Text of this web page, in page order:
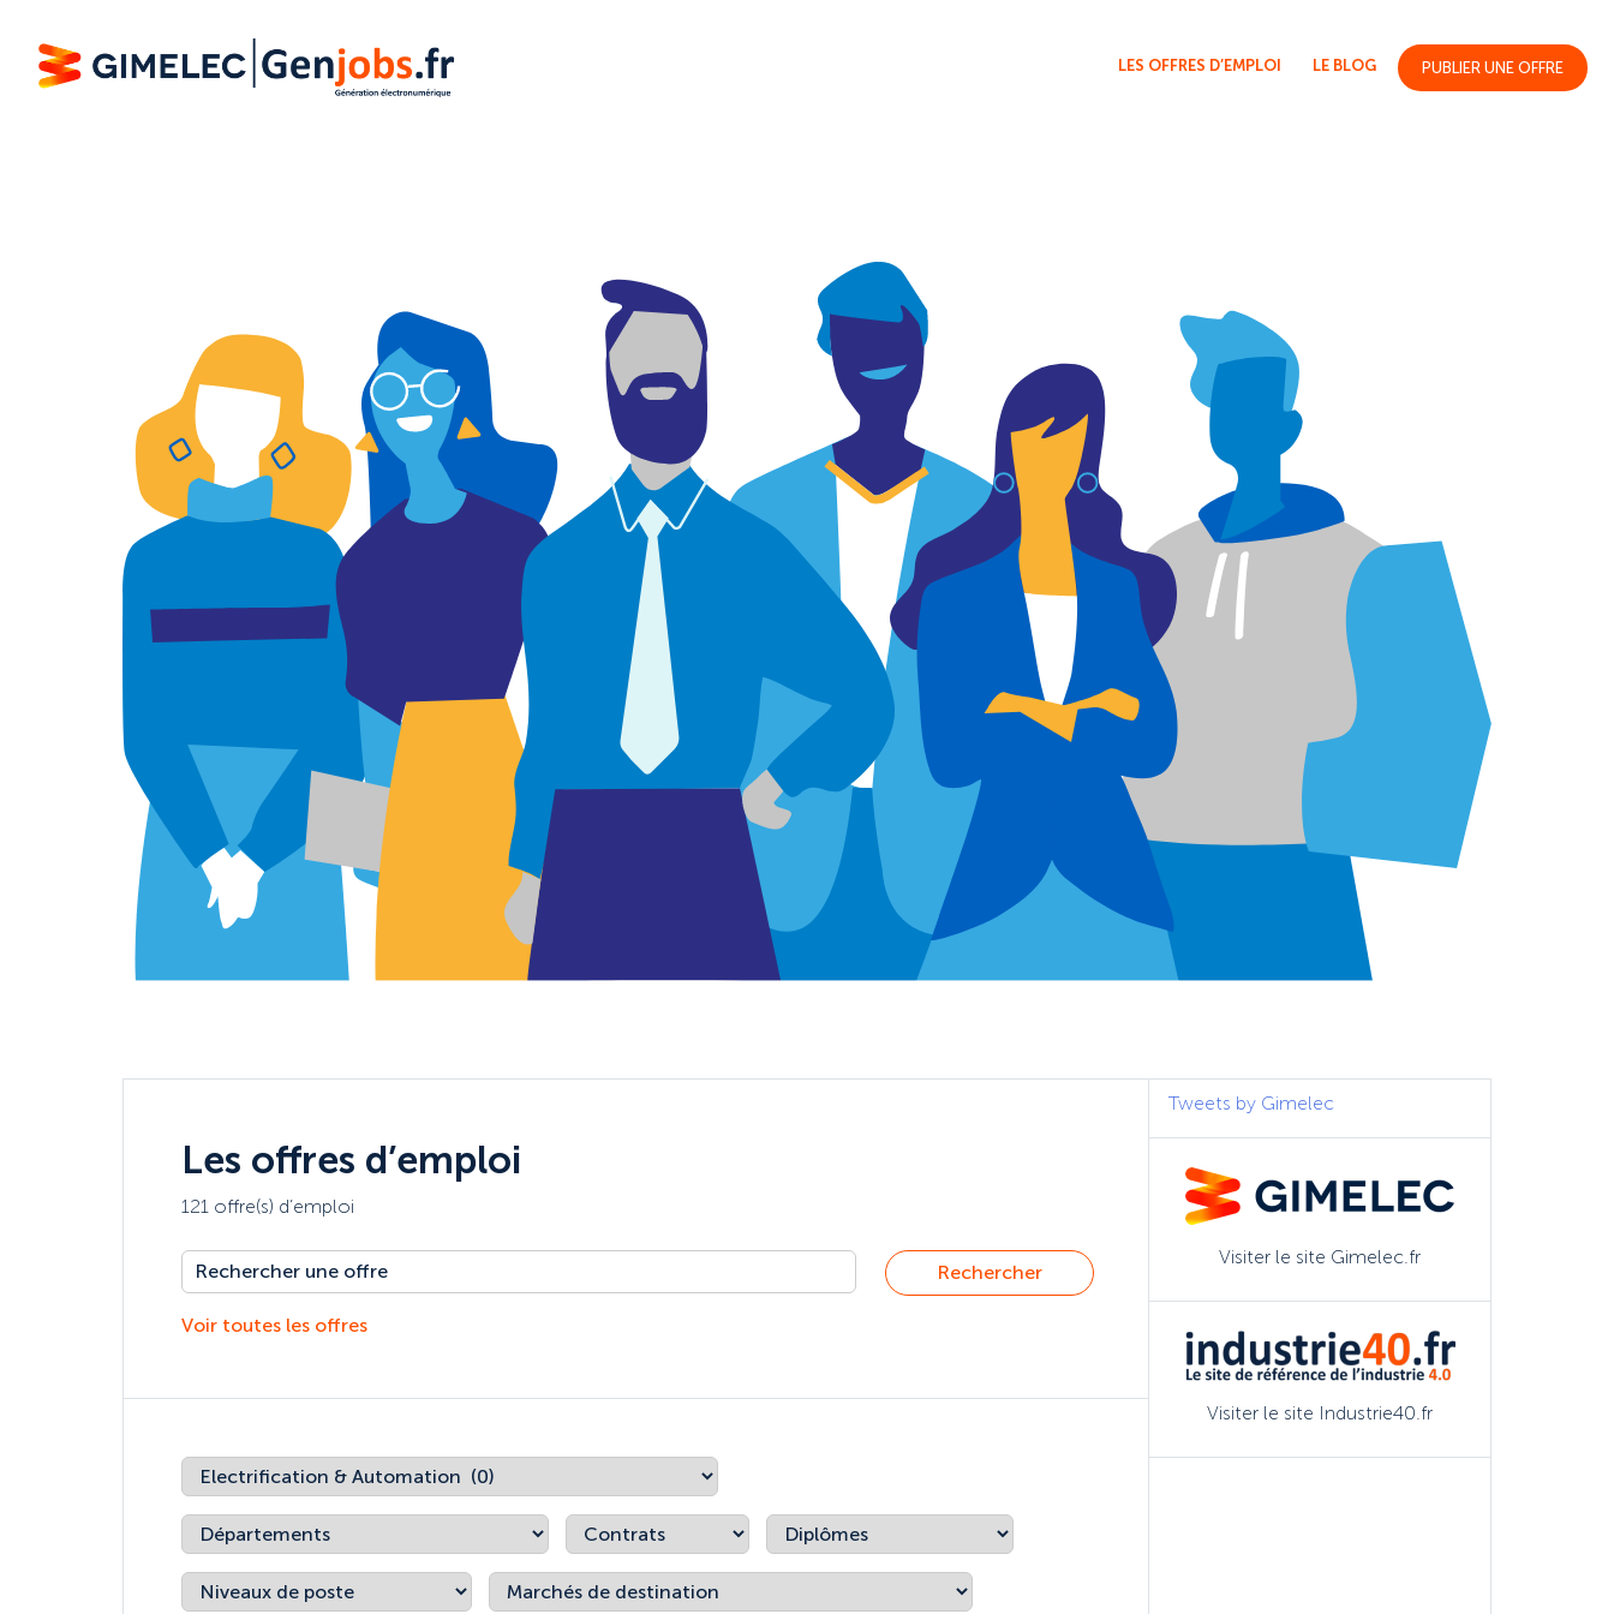
LES OFFRES D’EMPLOI LE BLOG PUBLIER UNE OFFRE
Les offres d’emploi
121 offre(s) d’emploi
Rechercher
Voir toutes les offres
Tweets by Gimelec
Visiter le site Gimelec.fr
Visiter le site Industrie40.fr